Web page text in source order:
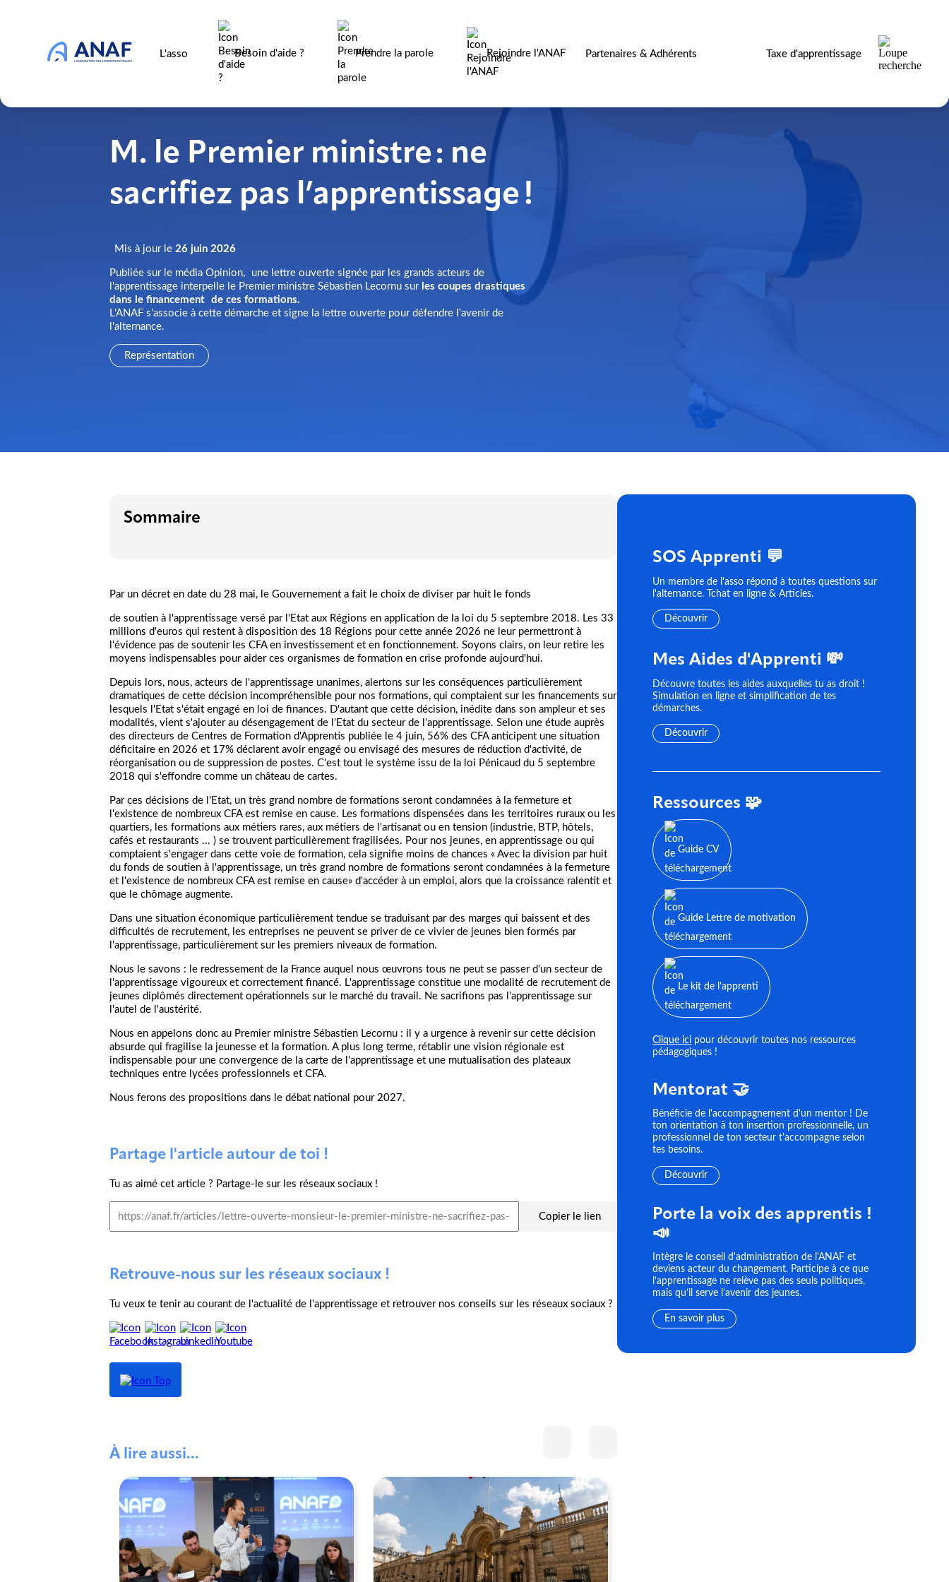
L'asso Besoin d'aide ? Prendre la parole Rejoindre l'ANAF Partenaires & Adhérents Taxe d'apprentissage
M. le Premier ministre : ne
sacrifiez pas l’apprentissage !
Mis à jour le 26 juin 2026
Publiée sur le média Opinion, une lettre ouverte signée par les grands acteurs de
l'apprentissage interpelle le Premier ministre Sébastien Lecornu sur les coupes drastiques
dans le financement de ces formations.
L'ANAF s'associe à cette démarche et signe la lettre ouverte pour défendre l'avenir de
l'alternance.
Représentation
Sommaire
Par un décret en date du 28 mai, le Gouvernement a fait le choix de diviser par huit le fonds
de soutien à l'apprentissage versé par l'Etat aux Régions en application de la loi du 5 septembre 2018. Les 33
millions d'euros qui restent à disposition des 18 Régions pour cette année 2026 ne leur permettront à
l'évidence pas de soutenir les CFA en investissement et en fonctionnement. Soyons clairs, on leur retire les
moyens indispensables pour aider ces organismes de formation en crise profonde aujourd'hui.
Depuis lors, nous, acteurs de l'apprentissage unanimes, alertons sur les conséquences particulièrement
dramatiques de cette décision incompréhensible pour nos formations, qui comptaient sur les financements sur
lesquels l'Etat s'était engagé en loi de finances. D'autant que cette décision, inédite dans son ampleur et ses
modalités, vient s'ajouter au désengagement de l'Etat du secteur de l'apprentissage. Selon une étude auprès
des directeurs de Centres de Formation d'Apprentis publiée le 4 juin, 56% des CFA anticipent une situation
déficitaire en 2026 et 17% déclarent avoir engagé ou envisagé des mesures de réduction d'activité, de
réorganisation ou de suppression de postes. C'est tout le système issu de la loi Pénicaud du 5 septembre
2018 qui s'effondre comme un château de cartes.
Par ces décisions de l'Etat, un très grand nombre de formations seront condamnées à la fermeture et
l'existence de nombreux CFA est remise en cause. Les formations dispensées dans les territoires ruraux ou les
quartiers, les formations aux métiers rares, aux métiers de l'artisanat ou en tension (industrie, BTP, hôtels,
cafés et restaurants ... ) se trouvent particulièrement fragilisées. Pour nos jeunes, en apprentissage ou qui
comptaient s'engager dans cette voie de formation, cela signifie moins de chances « Avec la division par huit
du fonds de soutien à l'apprentissage, un très grand nombre de formations seront condamnées à la fermeture
et l'existence de nombreux CFA est remise en cause» d'accéder à un emploi, alors que la croissance ralentit et
que le chômage augmente.
Dans une situation économique particulièrement tendue se traduisant par des marges qui baissent et des
difficultés de recrutement, les entreprises ne peuvent se priver de ce vivier de jeunes bien formés par
l'apprentissage, particulièrement sur les premiers niveaux de formation.
Nous le savons : le redressement de la France auquel nous œuvrons tous ne peut se passer d'un secteur de
l'apprentissage vigoureux et correctement financé. L'apprentissage constitue une modalité de recrutement de
jeunes diplômés directement opérationnels sur le marché du travail. Ne sacrifions pas l'apprentissage sur
l'autel de l'austérité.
Nous en appelons donc au Premier ministre Sébastien Lecornu : il y a urgence à revenir sur cette décision
absurde qui fragilise la jeunesse et la formation. A plus long terme, rétablir une vision régionale est
indispensable pour une convergence de la carte de l'apprentissage et une mutualisation des plateaux
techniques entre lycées professionnels et CFA.
Nous ferons des propositions dans le débat national pour 2027.
Partage l'article autour de toi !
Tu as aimé cet article ? Partage-le sur les réseaux sociaux !
Copier le lien
Retrouve-nous sur les réseaux sociaux !
Tu veux te tenir au courant de l'actualité de l'apprentissage et retrouver nos conseils sur les réseaux sociaux ?
À lire aussi...
SOS Apprenti 💬
Un membre de l'asso répond à toutes questions sur
l'alternance. Tchat en ligne & Articles.
Découvrir
Mes Aides d'Apprenti 💸
Découvre toutes les aides auxquelles tu as droit !
Simulation en ligne et simplification de tes
démarches.
Découvrir
Ressources 🧩
Guide CV
Guide Lettre de motivation
Le kit de l'apprenti
Clique ici pour découvrir toutes nos ressources
pédagogiques !
Mentorat 🤝
Bénéficie de l'accompagnement d'un mentor ! De
ton orientation à ton insertion professionnelle, un
professionnel de ton secteur t'accompagne selon
tes besoins.
Découvrir
Porte la voix des apprentis !
📣
Intègre le conseil d'administration de l'ANAF et
deviens acteur du changement. Participe à ce que
l’apprentissage ne relève pas des seuls politiques,
mais qu’il serve l’avenir des jeunes.
En savoir plus